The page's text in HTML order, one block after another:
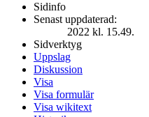
Sidinfo
Senast uppdaterad:
2022 kl. 15.49.
Sidverktyg
Uppslag
Diskussion
Visa
Visa formulär
Visa wikitext